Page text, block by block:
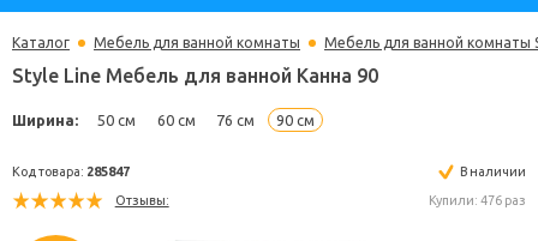
Каталог Мебель для ванной комнаты Мебель для ванной комнаты
Style Line Мебель для ванной Канна 90
Ширина: 50 см